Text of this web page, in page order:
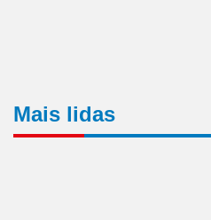
Mais lidas